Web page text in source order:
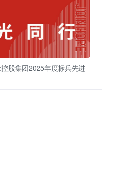
股集团2025年度标兵先进